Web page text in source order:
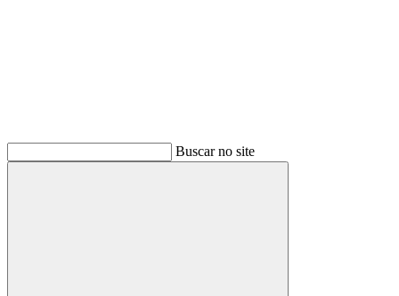
Buscar no site